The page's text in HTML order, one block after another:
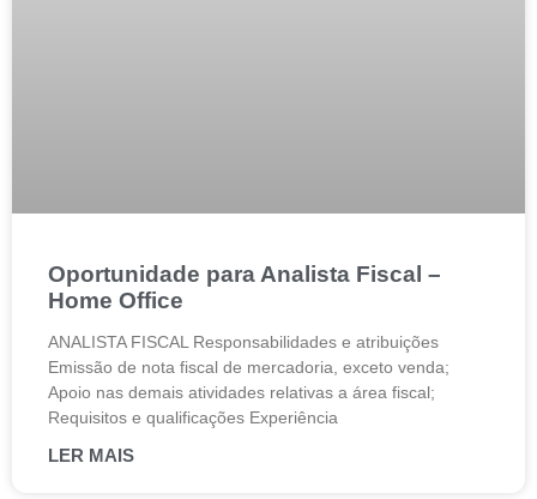
Oportunidade para Analista Fiscal –
Home Office
ANALISTA FISCAL Responsabilidades e atribuições
Emissão de nota fiscal de mercadoria, exceto venda;
Apoio nas demais atividades relativas a área fiscal;
Requisitos e qualificações Experiência
LER MAIS